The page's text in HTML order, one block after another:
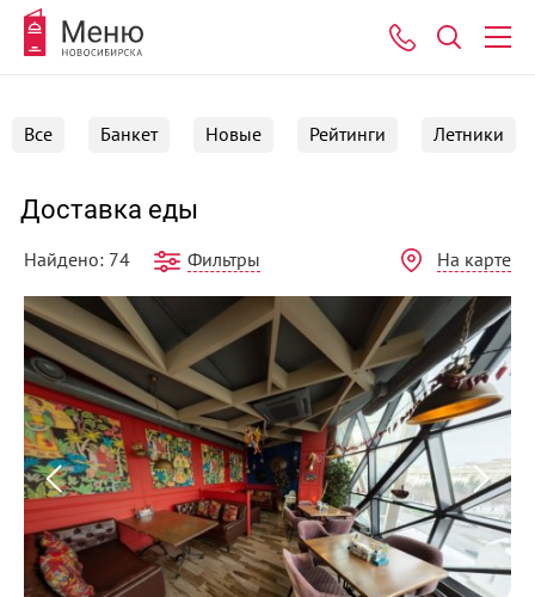
Все Банкет Новые Рейтинги Летники
Доставка еды
Найдено: 74 Фильтры На карте